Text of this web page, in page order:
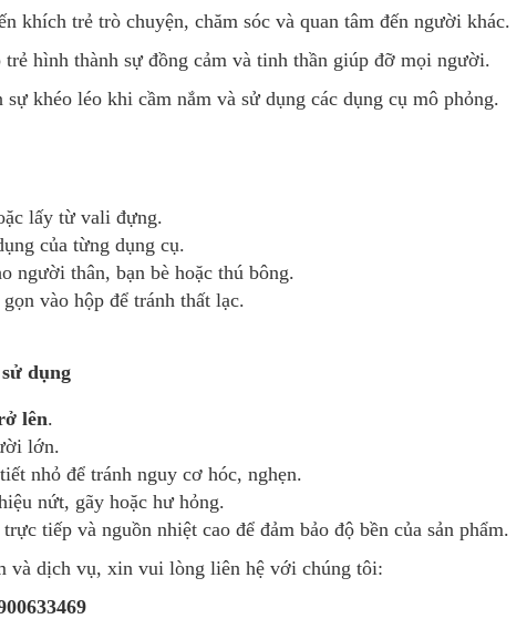
khích trẻ trò chuyện, chăm sóc và quan tâm đến người khác.
trẻ hình thành sự đồng cảm và tinh thần giúp đỡ mọi người.
sự khéo léo khi cầm nắm và sử dụng các dụng cụ mô phỏng.
lấy từ vali đựng.
của từng dụng cụ.
người thân, bạn bè hoặc thú bông.
vào hộp để tránh thất lạc.
dụng
lên.
lớn.
nhỏ để tránh nguy cơ hóc, nghẹn.
nứt, gãy hoặc hư hỏng.
tiếp và nguồn nhiệt cao để đảm bảo độ bền của sản phẩm.
và dịch vụ, xin vui lòng liên hệ với chúng tôi: